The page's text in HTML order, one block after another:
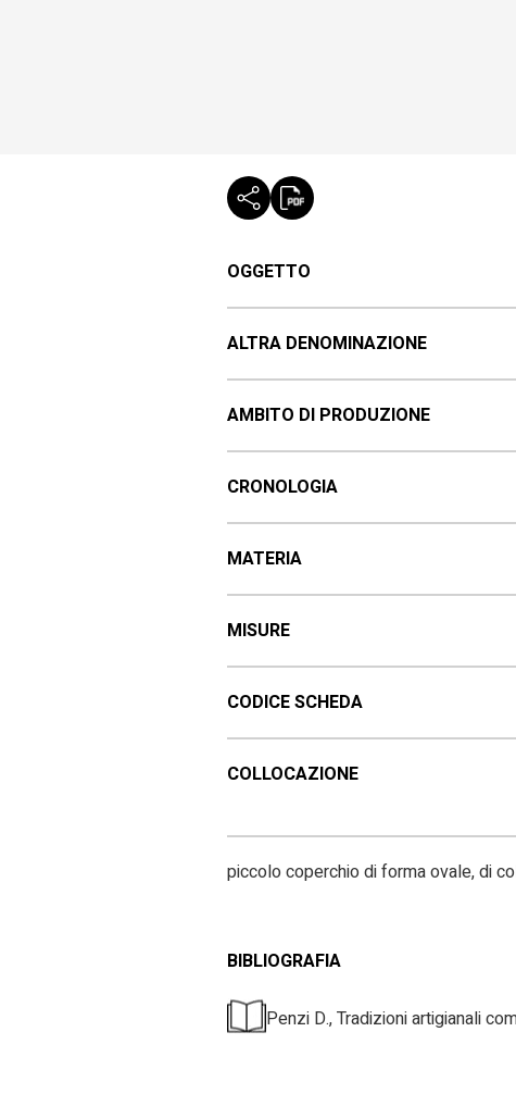
OGGETTO
ALTRA DENOMINAZIONE
AMBITO DI PRODUZIONE
CRONOLOGIA
MATERIA
MISURE
CODICE SCHEDA
COLLOCAZIONE
piccolo coperchio di forma ovale, di
BIBLIOGRAFIA
Penzi D., Tradizioni artigianali